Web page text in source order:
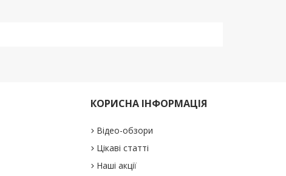
КОРИСНА ІНФОРМАЦІЯ
Відео-обзори
Цікаві статті
Наші акції